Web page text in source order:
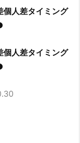
人差タイミング
人差タイミング